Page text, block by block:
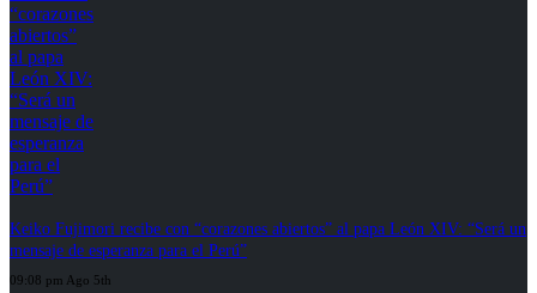
Keiko Fujimori recibe con “corazones abiertos” al papa León XIV: “Será un
mensaje de esperanza para el Perú”
09:08 pm Ago 5th